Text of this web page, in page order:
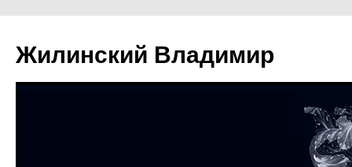
Жилинский Владимир